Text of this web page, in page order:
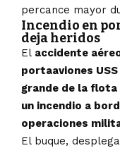
percance mayor
Incendio en
deja heridos
El accidente
portaaviones
grande de la
un incendio a
operaciones
El buque,